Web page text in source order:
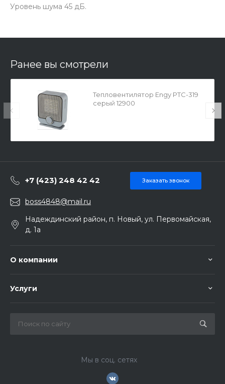
Уровень шума 45 дБ.
Ранее вы смотрели
Тепловентилятор Engy PTC-319
серый 12900
+7 (423) 248 42 42 Заказать звонок
boss4848@mail.ru
Надеждинский район, п. Новый, ул. Первомайская,
д. 1а
О компании
Услуги
Мы в соц. сетях